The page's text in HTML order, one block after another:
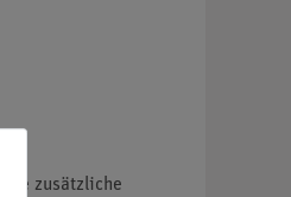
zusätzliche